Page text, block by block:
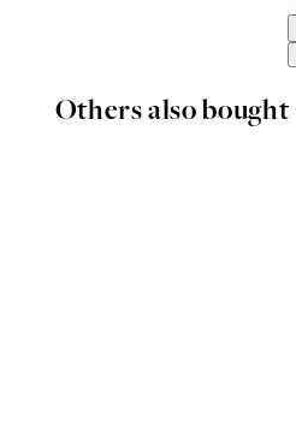
Others also bought